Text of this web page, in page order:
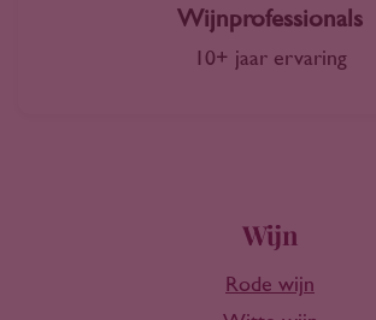
Wijnprofessionals
10+ jaar ervaring
Wijn
Rode wijn